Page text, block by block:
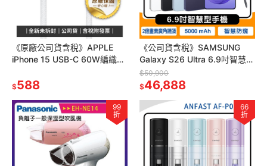
《原廠公司貨含稅》APPLE
iPhone 15 USB-C 60W編織充
$588
《公司貨含稅》SAMSUNG
Galaxy S26 Ultra 6.9吋智慧型
手機~送原廠45W充電器
$50,900
$46,888
99
折
66
折